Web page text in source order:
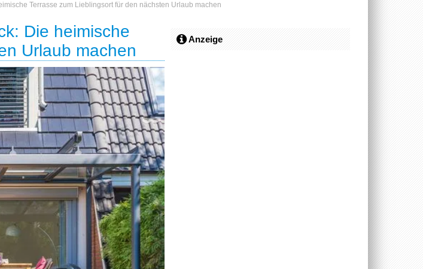
Terrasse zum Lieblingsort für den nächsten Urlaub machen
Die heimische
Urlaub machen
Anzeige